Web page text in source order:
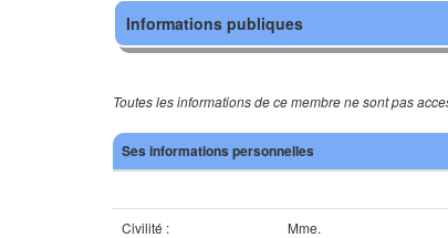
Informations publiques
Toutes les informations de ce membre ne sont pas
Ses informations personnelles
Civilité :
Mme.